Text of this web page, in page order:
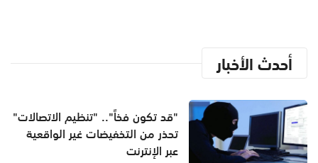
أحدث الأخبار
"قد تكون فخاً".. "تنظيم الاتصالات"
تحذر من التخفيضات غير الواقعية
عبر الإنترنت